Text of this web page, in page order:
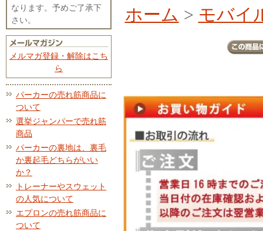
なります。予めご了承下
さい。
メルマガ登録・解除はこち
ら
パーカーの売れ筋商品に
ついて
選挙ジャンパーで売れ筋
商品
パーカーの裏地は、裏毛
か裏起毛どちらがいい
か？
トレーナーやスウェット
の人気について
エプロンの売れ筋商品に
ついて
ホーム > モバイ